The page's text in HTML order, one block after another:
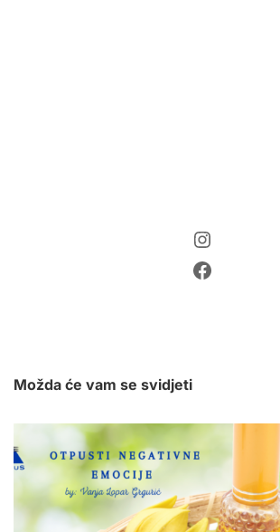
Instagram
Facebook
Možda će vam se svidjeti